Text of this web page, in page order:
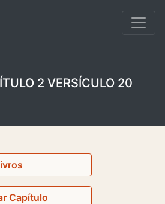
2 VERSÍCULO 20
Capítulo